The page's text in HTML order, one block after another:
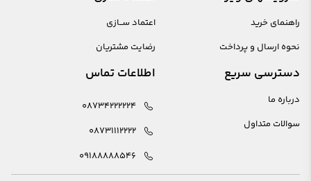
راهنمای خرید
نحوه ارسال و پرداخت
اعتماد ســازی
رضایت مشتریان
دسترسی سریع
درباره ما
سوالات متداول
اطلاعات تماس
08734222224
08731112222
09188888546